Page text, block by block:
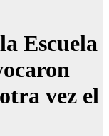
Escuela
vez el